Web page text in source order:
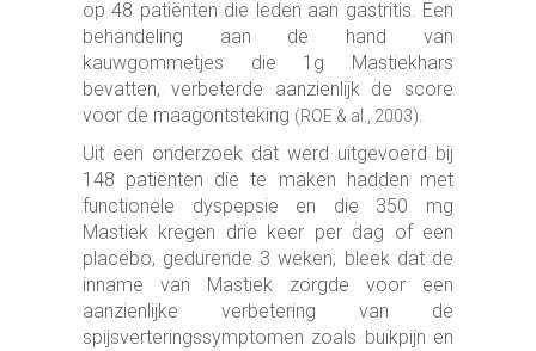
op 48 patiënten die leden aan gastritis. Een
behandeling aan de hand van
kauwgommetjes die 1g Mastiekhars
bevatten, verbeterde aanzienlijk de score
voor de maagontsteking (ROE & al., 2003).
Uit een onderzoek dat werd uitgevoerd bij
148 patiënten die te maken hadden met
functionele dyspepsie en die 350 mg
Mastiek kregen drie keer per dag of een
placebo, gedurende 3 weken, bleek dat de
inname van Mastiek zorgde voor een
aanzienlijke verbetering van de
spijsverteringssymptomen zoals buikpijn en